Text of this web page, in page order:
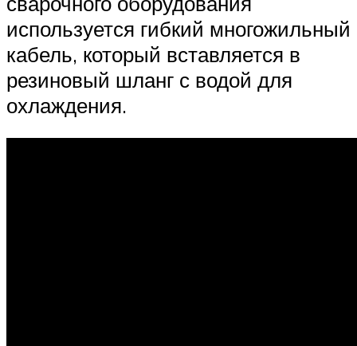
используется гибкий многожильный
кабель, который вставляется в
резиновый шланг с водой для
охлаждения.